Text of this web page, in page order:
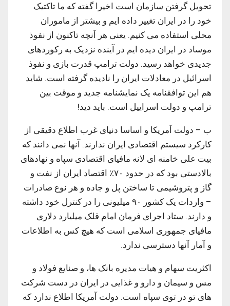
تحویل گرفتن سازمان است اخیرا گفته که ما تاکتیک
خود را در ایران تغییر داده ایم و بیشتر از ماموران
محلی استفاده می کنیم. یعنی هر آنچه تاکنون از نفوذ
موساد در ایران دیده ایم در آینده نزدیک به رکوردهای
جدیدی خواهد رسید. دولت ترامپ قدرت بازی و نفوذ
اسرائیل در معادلات ایران را نادیده گرفته است. شاید
هم این توافقنامه یک نمایشنامه جدید و موقت بین
ترامپ و دولت اسراییل است. باید دید!
ب – دولت آمریکا و اساسا دنیای غرب اطلاع دقیقی از
کارکرد سیستم اقتصادی ایران ندارند. آنها نمی دانند که
بیت علی خامنه ای لانه مافیای اقتصادی سپاه و نهادهای
بالادستی بود که در حدود ۷۰٪ اقتصاد ایران از نفت و
گاز و پتروشیمی تا ساختن پل و جاده و هر نوع صادرات
– واردات یک کشور ۹۰ میلیونی را در کنترل خود داشته
و دارند. ستاد اجرای فرمان امام قلک میلیارد دلاری
مافیای جمهوری اسلامی است که هیچ کس به اطلاعات
و آمار آنها دسترسی ندارد.
اکثریت سهام و هیات مدیره بانک ها، و صنایع فولاد و
مس و سیمان و دارو و غذایی در ایران در دست شرکت
های تو در توی سپاه است. دولت آمریکا اطلاع ندارد که